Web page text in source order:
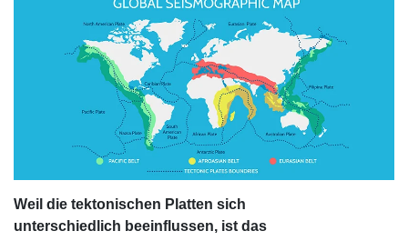
Weil die tektonischen Platten sich
unterschiedlich beeinflussen, ist das